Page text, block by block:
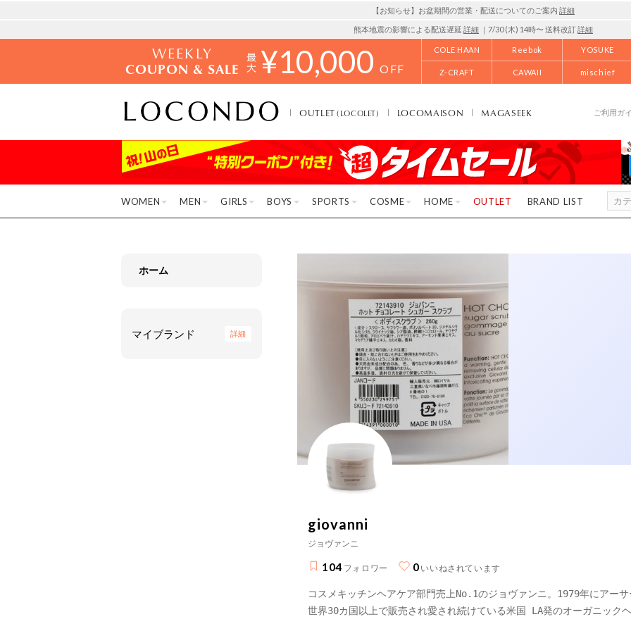
【お知らせ】お盆期間の営業・配送についてのご案内 詳細
熊本地震の影響による配送遅延 詳細 ｜7/30 (木) 14時〜 送料改訂詳細
WEEKLY
COUPON & SALE ¥10,000 OFF
COLE HAAN Reebok YOSUKE
Z-CRAFT CAWAII mischief
OUTLET(LOCOLET) LOCOMAISON MAGASEEK ご利用ガ
WOMEN MEN GIRLS BOYS SPORTS COSME HOME OUTLET BRAND LIST
ホーム
マイブランド 詳細
giovanni
ジョヴァンニ
104 フォロワー 0 いいねされています
コスメキッチンヘアケア部門売上No.1のジョヴァンニ。1979年にアー
世界30カ国以上で販売され愛され続けている米国 LA発のオーガニック